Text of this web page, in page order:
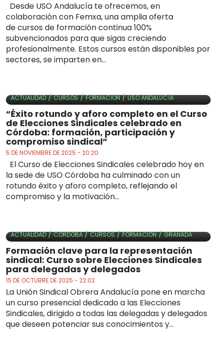
Desde USO Andalucía te ofrecemos, en
colaboración con Femxa, una amplia oferta
de cursos de formación continua 100%
subvencionados para que sigas creciendo
profesionalmente. Estos cursos están disponibles por
sectores, se imparten en...
ACTUALIDAD/CURSOS/FORMACIÓN/USO ANDALUCÍA
“Éxito rotundo y aforo completo en el Curso
de Elecciones Sindicales celebrado en
Córdoba: formación, participación y
compromiso sindical”
5 DE NOVIEMBRE DE 2025 - 20:20
El Curso de Elecciones Sindicales celebrado hoy en
la sede de USO Córdoba ha culminado con un
rotundo éxito y aforo completo, reflejando el
compromiso y la motivación...
ACTUALIDAD/CÓRDOBA/CURSOS/FORMACIÓN/GRANADA
Formación clave para la representación
sindical: Curso sobre Elecciones Sindicales
para delegadas y delegados
15 DE OCTUBRE DE 2025 - 22:02
La Unión Sindical Obrera Andalucía pone en marcha
un curso presencial dedicado a las Elecciones
Sindicales, dirigido a todas las delegadas y delegados
que deseen potenciar sus conocimientos y...